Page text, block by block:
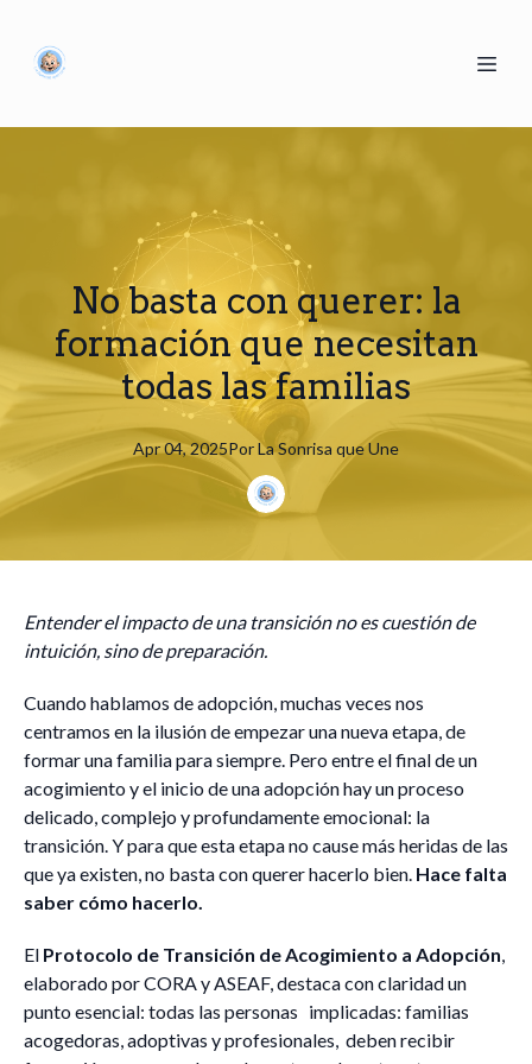
No basta con querer: la
formación que necesitan
todas las familias
Apr 04, 2025PorLaSonrisa que Une
Entender el impacto de una transición no es cuestión de
intuición, sino de preparación.
Cuando hablamos de adopción, muchas veces nos
centramos en la ilusión de empezar una nueva etapa, de
formar una familia para siempre. Pero entre el final de un
acogimiento y el inicio de una adopción hay un proceso
delicado, complejo y profundamente emocional: la
transición. Y para que esta etapa no cause más heridas de las
que ya existen, no basta con querer hacerlo bien. Hace falta
saber cómo hacerlo.
El Protocolo de Transición de Acogimiento a Adopción,
elaborado por CORA y ASEAF, destaca con claridad un
punto esencial: todas las personas implicadas: familias
acogedoras, adoptivas y profesionales, deben recibir